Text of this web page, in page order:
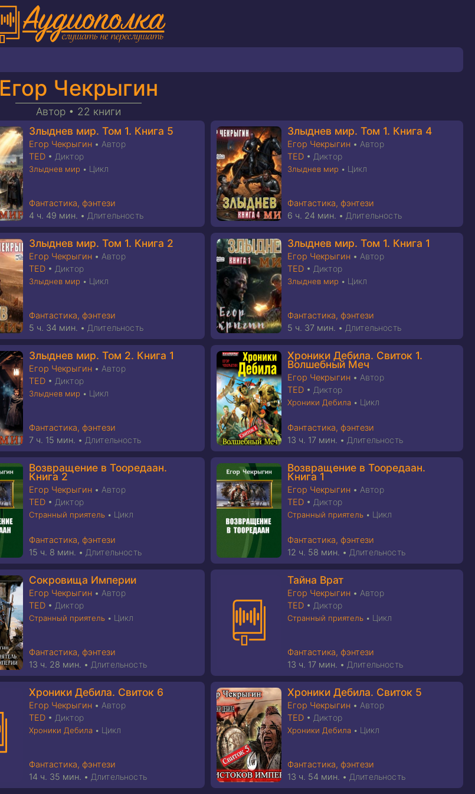
Егор Чекрыгин
Автор • 22 книги
Злыднев мир. Том 1. Книга 5
Егор Чекрыгин • Автор
TED • Диктор
Злыднев мир • Цикл
Фантастика, фэнтези
4 ч. 49 мин. • Длительность
Злыднев мир. Том 1. Книга 4
Егор Чекрыгин • Автор
TED • Диктор
Злыднев мир • Цикл
Фантастика, фэнтези
6 ч. 24 мин. • Длительность
Злыднев мир. Том 1. Книга 2
Егор Чекрыгин • Автор
TED • Диктор
Злыднев мир • Цикл
Фантастика, фэнтези
5 ч. 34 мин. • Длительность
Злыднев мир. Том 1. Книга 1
Егор Чекрыгин • Автор
TED • Диктор
Злыднев мир • Цикл
Фантастика, фэнтези
5 ч. 37 мин. • Длительность
Злыднев мир. Том 2. Книга 1
Егор Чекрыгин • Автор
TED • Диктор
Злыднев мир • Цикл
Фантастика, фэнтези
7 ч. 15 мин. • Длительность
Хроники Дебила. Свиток 1.
Волшебный Меч
Егор Чекрыгин • Автор
TED • Диктор
Хроники Дебила • Цикл
Фантастика, фэнтези
13 ч. 17 мин. • Длительность
Возвращение в Тооредаан.
Книга 2
Егор Чекрыгин • Автор
TED • Диктор
Странный приятель • Цикл
Фантастика, фэнтези
15 ч. 8 мин. • Длительность
Возвращение в Тооредаан.
Книга 1
Егор Чекрыгин • Автор
TED • Диктор
Странный приятель • Цикл
Фантастика, фэнтези
12 ч. 58 мин. • Длительность
Сокровища Империи
Егор Чекрыгин • Автор
TED • Диктор
Странный приятель • Цикл
Фантастика, фэнтези
13 ч. 28 мин. • Длительность
Тайна Врат
Егор Чекрыгин • Автор
TED • Диктор
Странный приятель • Цикл
Фантастика, фэнтези
13 ч. 17 мин. • Длительность
Хроники Дебила. Свиток 6
Егор Чекрыгин • Автор
TED • Диктор
Хроники Дебила • Цикл
Фантастика, фэнтези
14 ч. 35 мин. • Длительность
Хроники Дебила. Свиток 5
Егор Чекрыгин • Автор
TED • Диктор
Хроники Дебила • Цикл
Фантастика, фэнтези
13 ч. 54 мин. • Длительность